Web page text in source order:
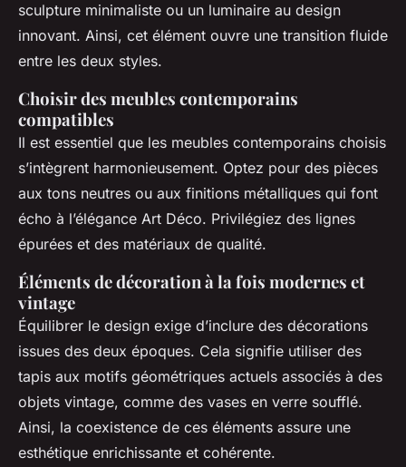
sculpture minimaliste ou un luminaire au design
innovant. Ainsi, cet élément ouvre une transition fluide
entre les deux styles.
Choisir des meubles contemporains
compatibles
Il est essentiel que les meubles contemporains choisis
s’intègrent harmonieusement. Optez pour des pièces
aux tons neutres ou aux finitions métalliques qui font
écho à l’élégance Art Déco. Privilégiez des lignes
épurées et des matériaux de qualité.
Éléments de décoration à la fois modernes et
vintage
Équilibrer le design exige d’inclure des décorations
issues des deux époques. Cela signifie utiliser des
tapis aux motifs géométriques actuels associés à des
objets vintage, comme des vases en verre soufflé.
Ainsi, la coexistence de ces éléments assure une
esthétique enrichissante et cohérente.